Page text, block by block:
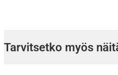
ulkonäköön, joka luo
Tarvitsetko myös